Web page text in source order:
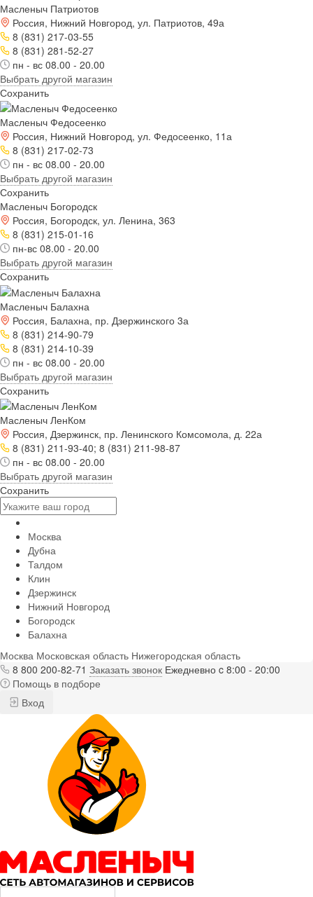
Масленыч Патриотов
Россия, Нижний Новгород, ул. Патриотов, 49а
8 (831) 217-03-55
8 (831) 281-52-27
пн - вс 08.00 - 20.00
Выбрать другой магазин
Сохранить
Масленыч Федосеенко
Россия, Нижний Новгород, ул. Федосеенко, 11а
8 (831) 217-02-73
пн - вс 08.00 - 20.00
Выбрать другой магазин
Сохранить
Масленыч Богородск
Россия, Богородск, ул. Ленина, 363
8 (831) 215-01-16
пн-вс 08.00 - 20.00
Выбрать другой магазин
Сохранить
Масленыч Балахна
Россия, Балахна, пр. Дзержинского 3а
8 (831) 214-90-79
8 (831) 214-10-39
пн - вс 08.00 - 20.00
Выбрать другой магазин
Сохранить
Масленыч ЛенКом
Россия, Дзержинск, пр. Ленинского Комсомола, д. 22а
8 (831) 211-93-40; 8 (831) 211-98-87
пн - вс 08.00 - 20.00
Выбрать другой магазин
Сохранить
Москва
Дубна
Талдом
Клин
Дзержинск
Нижний Новгород
Богородск
Балахна
Москва Московская область Нижегородская область
8 800 200-82-71 Заказать звонок Ежедневно c 8:00 - 20:00
Помощь в подборе
Вход